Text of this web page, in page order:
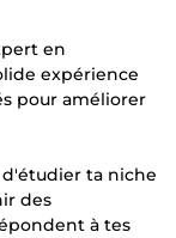
en
expérience
pour améliorer
ta niche
des
à tes